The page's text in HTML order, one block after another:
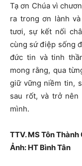
Tạ ơn Chúa vì
ra trong ơn lành
tươi, sự kết nối
cùng sứ điệp sống
đức tin và tinh
mong rằng, qua
giữ vững niềm tin,
sau rốt, và trở nên
mình.
TTV. MS Tôn Thành
Ảnh: HT Bình Tân